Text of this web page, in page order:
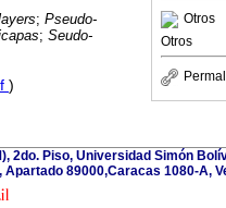
Otros
Otros
; Pseudo-
; Seudo-
)
2do. Piso, Universidad Simón
89000,Caracas 1080-A,